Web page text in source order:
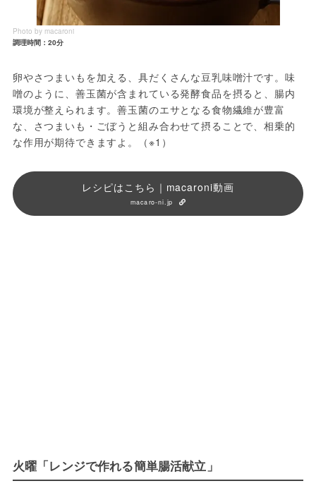
Photo by macaroni
調理時間：20分
卵やさつまいもを加える、具だくさんな豆乳味噌汁です。味
噌のように、善玉菌が含まれている発酵食品を摂ると、腸内
環境が整えられます。善玉菌のエサとなる食物繊維が豊富
な、さつまいも・ごぼうと組み合わせて摂ることで、相乗的
な作用が期待できますよ。（※1）
レシピはこちら｜macaroni動画
macaro-ni.jp
火曜「レンジで作れる簡単腸活献立」